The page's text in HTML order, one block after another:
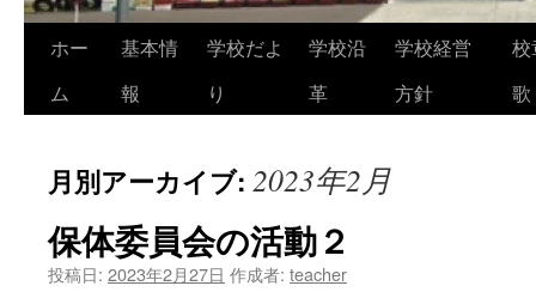
コ
へ
ホー
ム
基本情
報
学校だよ
り
学校沿
革
学校経営
方針
校
歌
月別アーカイブ: 2023年2月
保体委員会の活動２
投稿日: 2023年2月27日 作成者: teacher